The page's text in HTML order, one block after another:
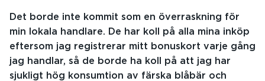
Det borde inte kommit som en överraskning för
min lokala handlare. De har koll på alla mina inköp
eftersom jag registrerar mitt bonuskort varje gång
jag handlar, så de borde ha koll på att jag har
sjukligt hög konsumtion av färska blåbär och